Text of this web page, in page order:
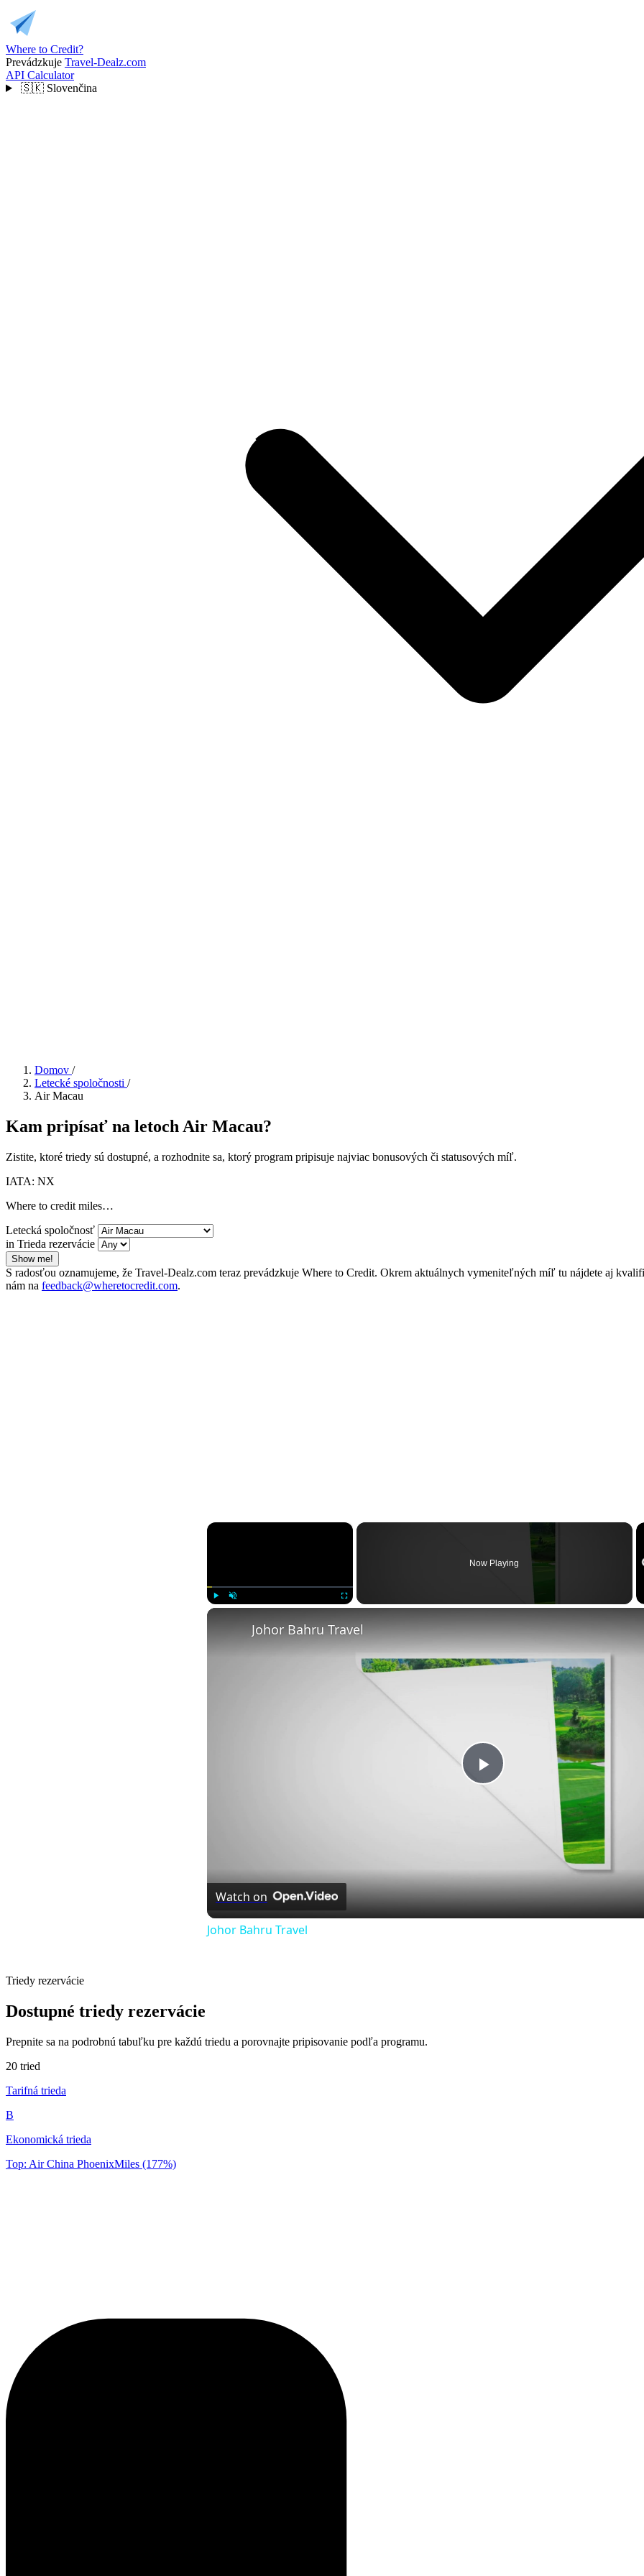
Where to Credit?
Prevádzkuje Travel-Dealz.com
API Calculator
🇸🇰 Slovenčina
Domov /
Letecké spoločnosti /
Air Macau
Kam pripísať na letoch Air Macau?
Zistite, ktoré triedy sú dostupné, a rozhodnite sa, ktorý program pripisuje najviac bonusových či statusových míľ.
IATA: NX
Where to credit miles…
Letecká spoločnosť
in Trieda rezervácie
Show me!
S radosťou oznamujeme, že Travel-Dealz.com teraz prevádzkuje Where to Credit. Okrem aktuálnych vymeniteľných míľ tu nájdete aj
nám na feedback@wheretocredit.com.
×
Now Playing
Play
Video
Johor Bahru Travel
Watch on
Johor Bahru Travel
Triedy rezervácie
Dostupné triedy rezervácie
Prepnite sa na podrobnú tabuľku pre každú triedu a porovnajte pripisovanie podľa programu.
20 tried
Tarifná trieda
B
Ekonomická trieda
Top: Air China PhoenixMiles (177%)